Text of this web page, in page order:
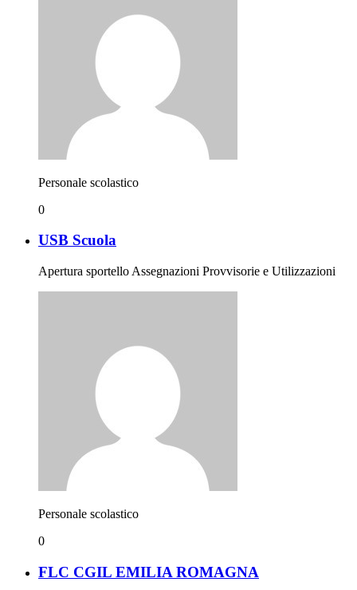
Personale scolastico
0
USB Scuola
Apertura sportello Assegnazioni Provvisorie e Utilizzazioni
Personale scolastico
0
FLC CGIL EMILIA ROMAGNA